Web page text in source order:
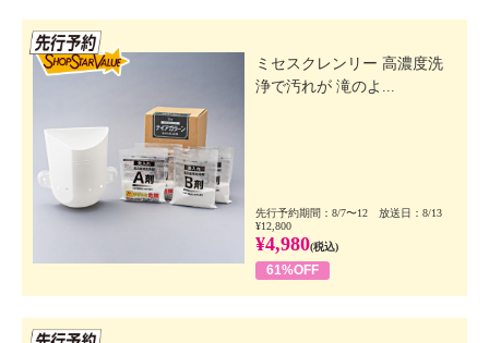
ミセスクレンリー 高濃度洗
浄で汚れが 滝のよ...
先行予約期間：8/7〜12 放送日：8/13
¥12,800
¥4,980(税込)
61%OFF